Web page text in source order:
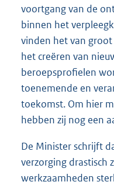
voortgang van de
binnen het
vinden het van
het creëren van
beroepsprofielen
toenemende en
toekomst. Om hier
hebben zij nog een
De Minister schrijft
verzorging drastisch
werkzaamheden